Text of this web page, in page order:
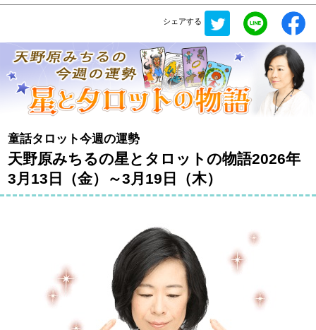
シェアする
童話タロット今週の運勢
天野原みちるの星とタロットの物語2026年
3月13日（金）～3月19日（木）